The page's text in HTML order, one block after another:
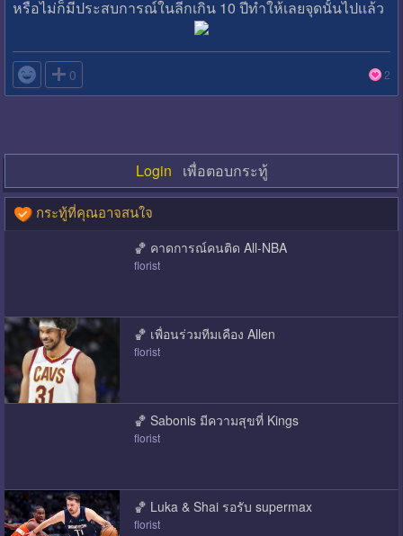
หรือไม่ก็มีประสบการณ์ในลีกเกิน 10 ปีทําให้เลยจุดนั้นไปเเล้ว
 0 2
Login เพื่อตอบกระทู้
กระทู้ที่คุณอาจสนใจ
🏀 คาดการณ์คนติด All-NBA
florist
🏀 เพื่อนร่วมทีมเคือง Allen
florist
🏀 Sabonis มีความสุขที่ Kings
florist
🏀 Luka & Shai รอรับ supermax
florist